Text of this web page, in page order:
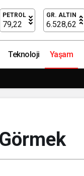
PETROL
79,22
GR. ALTIN
6.528,62
Teknoloji Yaşam